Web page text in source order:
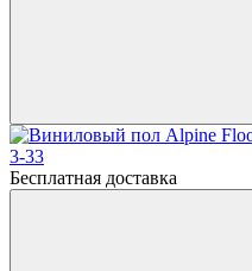
Бесплатная доставка